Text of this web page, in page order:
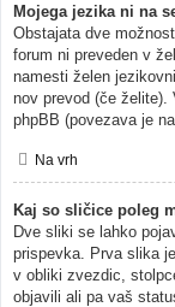
Mojega jezika ni na
Obstajata dve
forum ni preveden v
namesti želen
nov prevod (če želite).
phpBB (povezava je
Na vrh
Kaj so sličice poleg
Dve sliki se lahko
prispevka. Prva slika
v obliki zvezdic,
objavili ali pa vaš